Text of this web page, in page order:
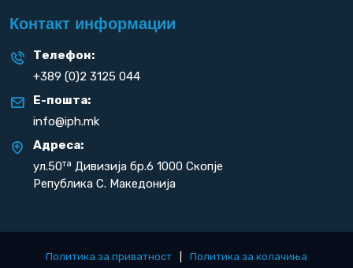
Контакт информации
Телефон:
+389 (0)2 3125 044
Е-пошта:
info@iph.mk
Адреса:
ул.50та Дивизија бр.6 1000 Скопје
Република С. Македонија
Политика за приватност Политика за колачиња